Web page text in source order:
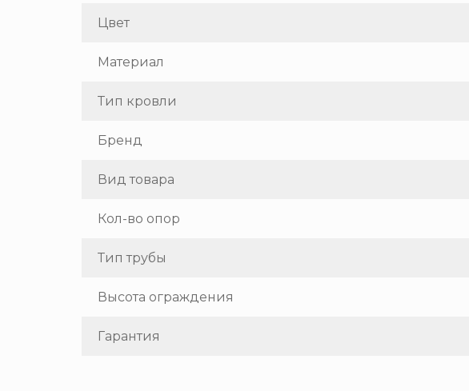
Цвет
Материал
Тип кровли
Бренд
Вид товара
Кол-во опор
Тип трубы
Высота ограждения
Гарантия